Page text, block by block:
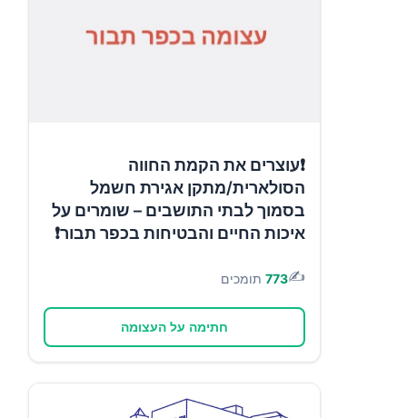
❗עוצרים את הקמת החווה
הסולארית/מתקן אגירת חשמל
בסמוך לבתי התושבים – שומרים על
איכות החיים והבטיחות בכפר תבור❗
✍️
773 תומכים
חתימה על העצומה